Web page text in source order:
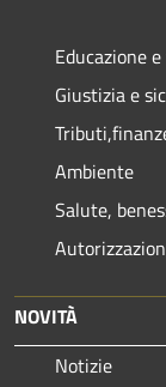
Educazione
Giustizia e
Ambiente
Salute,
NOVITÀ
Notizie